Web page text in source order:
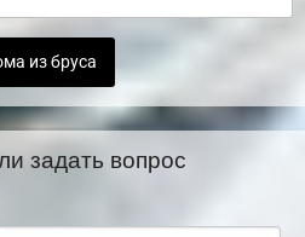
из бруса
задать вопрос